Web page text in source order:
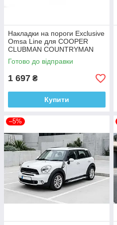
Накладки на пороги Exclusive
Omsa Line для COOPER
CLUBMAN COUNTRYMAN
Пластик + сталь (4шт.)
Готово до відправки
1 697 ₴
Купити
–5%